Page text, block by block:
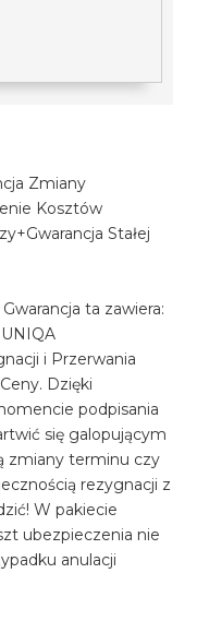
Zmiany
Kosztów
Stałej
ta zawiera:
i Przerwania
Dzięki
podpisania
się galopującym
zmiany terminu czy
rezygnacji z
W pakiecie
ubezpieczenia nie
anulacji